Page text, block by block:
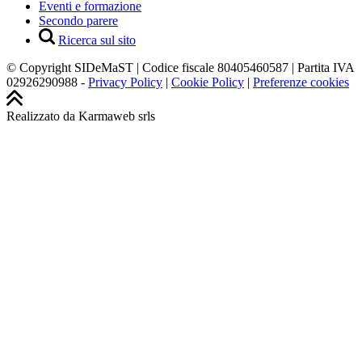
Eventi e formazione
Secondo parere
Ricerca sul sito
© Copyright SIDeMaST | Codice fiscale 80405460587 | Partita IVA
02926290988 - Privacy Policy | Cookie Policy | Preferenze cookies
Realizzato da Karmaweb srls